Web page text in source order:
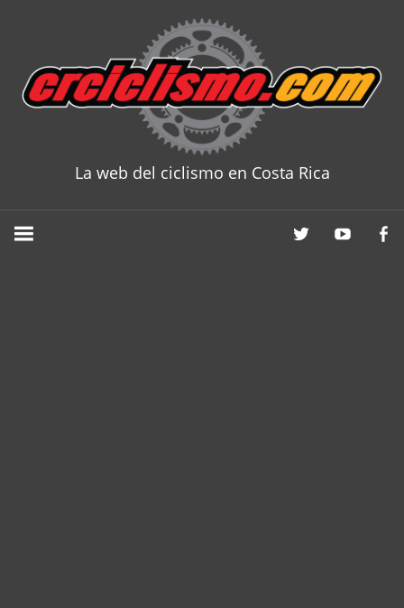
content
La web del ciclismo en Costa Rica